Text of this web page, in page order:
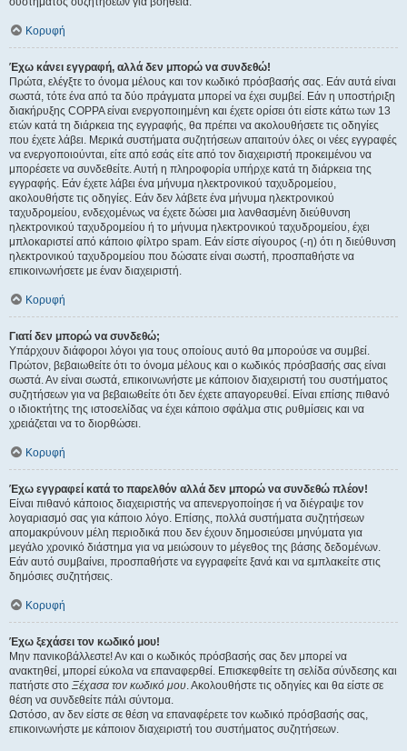
Κορυφή
Έχω κάνει εγγραφή, αλλά δεν μπορώ να συνδεθώ!
Πρώτα, ελέγξτε το όνομα μέλους και τον κωδικό πρόσβασής σας. Εάν αυτά είναι
σωστά, τότε ένα από τα δύο πράγματα μπορεί να έχει συμβεί. Εάν η υποστήριξη
διακήρυξης COPPA είναι ενεργοποιημένη και έχετε ορίσει ότι είστε κάτω των 13
ετών κατά τη διάρκεια της εγγραφής, θα πρέπει να ακολουθήσετε τις οδηγίες
που έχετε λάβει. Μερικά συστήματα συζητήσεων απαιτούν όλες οι νέες εγγραφές
να ενεργοποιούνται, είτε από εσάς είτε από τον διαχειριστή προκειμένου να
μπορέσετε να συνδεθείτε. Αυτή η πληροφορία υπήρχε κατά τη διάρκεια της
εγγραφής. Εάν έχετε λάβει ένα μήνυμα ηλεκτρονικού ταχυδρομείου,
ακολουθήστε τις οδηγίες. Εάν δεν λάβετε ένα μήνυμα ηλεκτρονικού
ταχυδρομείου, ενδεχομένως να έχετε δώσει μια λανθασμένη διεύθυνση
ηλεκτρονικού ταχυδρομείου ή το μήνυμα ηλεκτρονικού ταχυδρομείου, έχει
μπλοκαριστεί από κάποιο φίλτρο spam. Εάν είστε σίγουρος (-η) ότι η διεύθυνση
ηλεκτρονικού ταχυδρομείου που δώσατε είναι σωστή, προσπαθήστε να
επικοινωνήσετε με έναν διαχειριστή.
Κορυφή
Γιατί δεν μπορώ να συνδεθώ;
Υπάρχουν διάφοροι λόγοι για τους οποίους αυτό θα μπορούσε να συμβεί.
Πρώτον, βεβαιωθείτε ότι το όνομα μέλους και ο κωδικός πρόσβασής σας είναι
σωστά. Αν είναι σωστά, επικοινωνήστε με κάποιον διαχειριστή του συστήματος
συζητήσεων για να βεβαιωθείτε ότι δεν έχετε απαγορευθεί. Είναι επίσης πιθανό
ο ιδιοκτήτης της ιστοσελίδας να έχει κάποιο σφάλμα στις ρυθμίσεις και να
χρειάζεται να το διορθώσει.
Κορυφή
Έχω εγγραφεί κατά το παρελθόν αλλά δεν μπορώ να συνδεθώ πλέον!
Είναι πιθανό κάποιος διαχειριστής να απενεργοποίησε ή να διέγραψε τον
λογαριασμό σας για κάποιο λόγο. Επίσης, πολλά συστήματα συζητήσεων
απομακρύνουν μέλη περιοδικά που δεν έχουν δημοσιεύσει μηνύματα για
μεγάλο χρονικό διάστημα για να μειώσουν το μέγεθος της βάσης δεδομένων.
Εάν αυτό συμβαίνει, προσπαθήστε να εγγραφείτε ξανά και να εμπλακείτε στις
δημόσιες συζητήσεις.
Κορυφή
Έχω ξεχάσει τον κωδικό μου!
Μην πανικοβάλλεστε! Αν και ο κωδικός πρόσβασής σας δεν μπορεί να
ανακτηθεί, μπορεί εύκολα να επαναφερθεί. Επισκεφθείτε τη σελίδα σύνδεσης και
πατήστε στο Ξέχασα τον κωδικό μου. Ακολουθήστε τις οδηγίες και θα είστε σε
θέση να συνδεθείτε πάλι σύντομα.
Ωστόσο, αν δεν είστε σε θέση να επαναφέρετε τον κωδικό πρόσβασής σας,
επικοινωνήστε με κάποιον διαχειριστή του συστήματος συζητήσεων.